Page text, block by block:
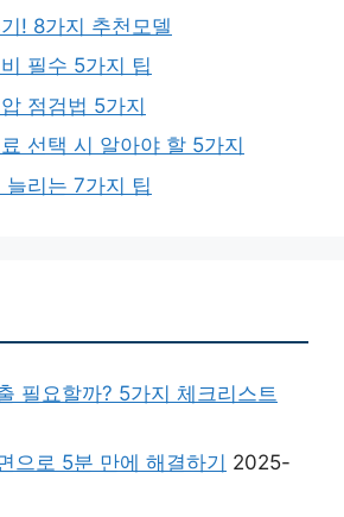
! 8가지 추천모델
필수 5가지 팁
점검법 5가지
선택 시 알아야 할 5가지
리는 7가지 팁
필요할까? 5가지 체크리스트
으로 5분 만에 해결하기 2025-